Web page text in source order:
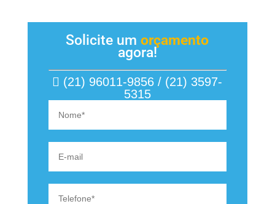
Solicite umorçamento
agora!
(21) 96011-9856 / (21) 3597-
5315